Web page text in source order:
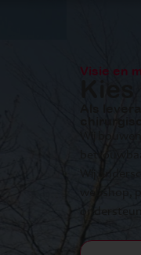
Visie en
Als
Wij
Wij
webshop,